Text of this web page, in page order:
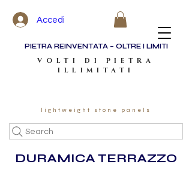
Accedi
Search
PIETRA REINVENTATA – OLTRE I LIMITI
VOLTI DI PIETRA
ILLIMITATI
lightweight stone panels
DURAMICA TERRAZZO